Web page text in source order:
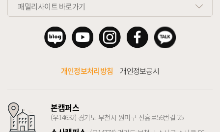
패밀리사이트 바로가기
개인정보처리방침 개인정보공시
본캠퍼스
(우14632) 경기도 부천시 원미구 신흥로56번길 25